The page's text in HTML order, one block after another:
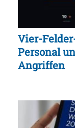
Vier-
Personal
Angriffen